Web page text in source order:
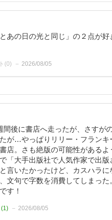
あの日の光と同じ」の２点が
(0) 2026/08/05
間後に書店へ走ったが、さすが
が…やっぱりリリー・フラン
店。さも絶版の可能性がある
「大手出版社で人気作家で出
言いたかったけど、カスハラ
文句で字数を消費してしまっ
す！
(1) 2026/08/05